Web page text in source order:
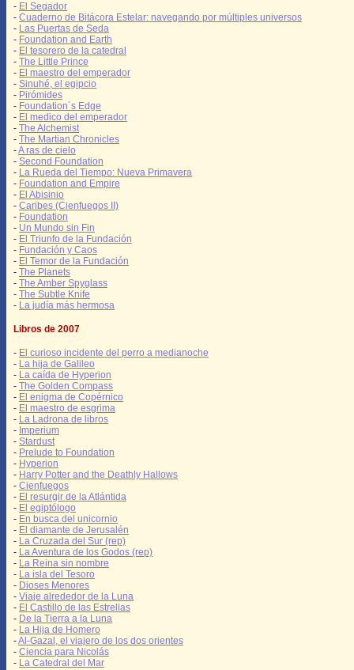
- El Segador
- Cuaderno de Bitácora Estelar: navegando por múltiples universos
- Las Puertas de Seda
- Foundation and Earth
- El tesorero de la catedral
- The Little Prince
- El maestro del emperador
- Sinuhé, el egipcio
- Pirómides
- Foundation´s Edge
- El medico del emperador
- The Alchemist
- The Martian Chronicles
-A ras de cielo
- Second Foundation
- La Rueda del Tiempo: Nueva Primavera
- Foundation and Empire
- El Abisinio
- Caribes (Cienfuegos II)
- Foundation
- Un Mundo sin Fin
- El Triunfo de la Fundación
- Fundación y Caos
- El Temor de la Fundación
- The Planets
- The Amber Spyglass
- The Subtle Knife
- La judía más hermosa
Libros de 2007
- El curioso incidente del perro a medianoche
- La hija de Galileo
- La caída de Hyperion
- The Golden Compass
- El enigma de Copérnico
- El maestro de esgrima
- La Ladrona de libros
- Imperium
- Stardust
- Prelude to Foundation
- Hyperion
- Harry Potter and the Deathly Hallows
- Cienfuegos
- El resurgir de la Atlántida
- El egiptólogo
- En busca del unicornio
- El diamante de Jerusalén
- La Cruzada del Sur (rep)
- La Aventura de los Godos (rep)
- La Reina sin nombre
- La isla del Tesoro
- Dioses Menores
- Viaje alrededor de la Luna
- El Castillo de las Estrellas
- De la Tierra a la Luna
- La Hija de Homero
-Al-Gazal, el viajero de los dos orientes
- Ciencia para Nicolás
- La Catedral del Mar